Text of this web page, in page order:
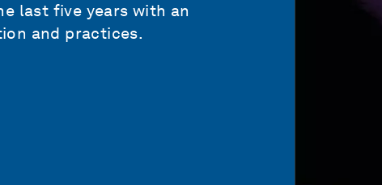
last five years with an
and practices.